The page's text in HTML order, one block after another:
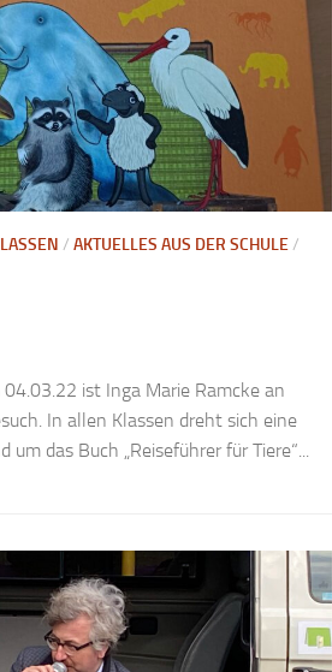
/ AKTUELLES AUS DER SCHULE/
ist Inga Marie Ramcke an
In allen Klassen dreht sich eine
um das Buch „Reiseführer für Tiere“...